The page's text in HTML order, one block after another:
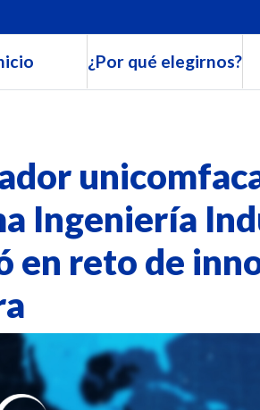
¿Por qué elegirnos?
Ingeniería
en reto de